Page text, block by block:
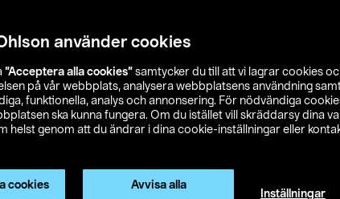
använder cookies
”Acceptera alla cookies” samtycker du till att vi lagrar cookies
på vår webbplats, analysera webbplatsens användning
funktionella, analys och annonsering. För nödvändiga
ska kunna fungera. Om du istället vill skräddarsy dina
helst genom att du ändrar i dina cookie-inställningar eller
cookies Avvisa alla
Inställningar